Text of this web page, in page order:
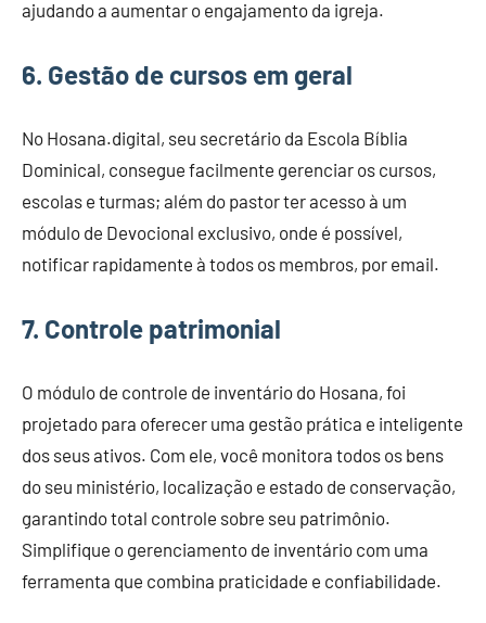
ajudando a aumentar o engajamento da igreja.
6. Gestão de cursos em geral
No Hosana.digital, seu secretário da Escola Bíblia
Dominical, consegue facilmente gerenciar os cursos,
escolas e turmas; além do pastor ter acesso à um
módulo de Devocional exclusivo, onde é possível,
notificar rapidamente à todos os membros, por email.
7. Controle patrimonial
O módulo de controle de inventário do Hosana, foi
projetado para oferecer uma gestão prática e inteligente
dos seus ativos. Com ele, você monitora todos os bens
do seu ministério, localização e estado de conservação,
garantindo total controle sobre seu patrimônio.
Simplifique o gerenciamento de inventário com uma
ferramenta que combina praticidade e confiabilidade.